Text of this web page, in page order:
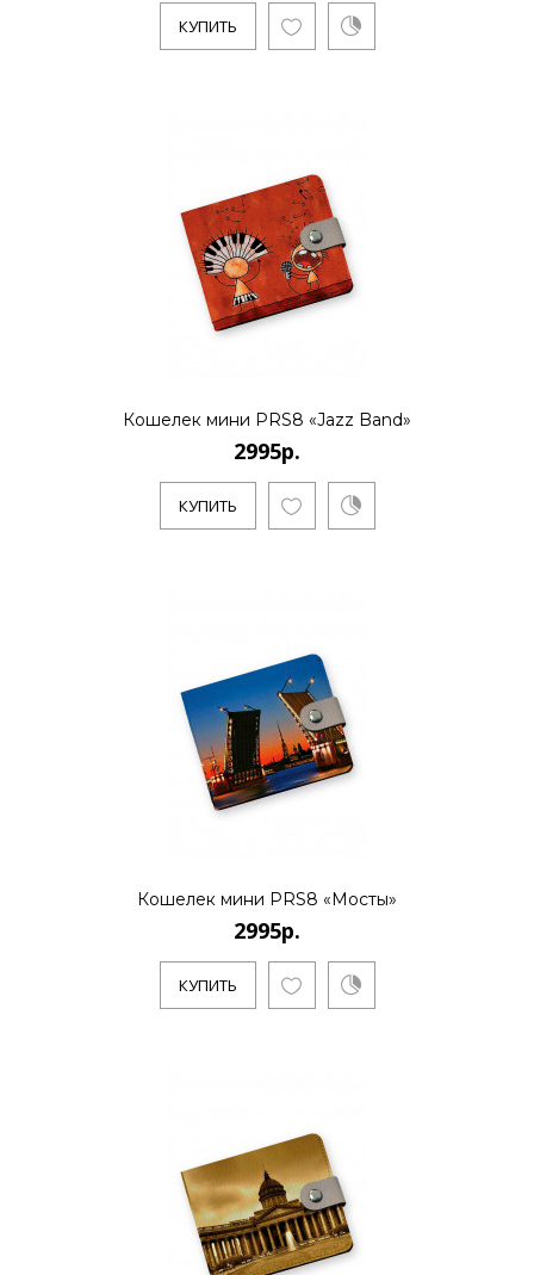
2995р.
..
2995р.
2995р.
КУПИТЬ
2995р.
КУПИТЬ
КУПИТЬ
Кошелек мини PRS8 «Jazz Band»
2995р.
КУПИТЬ
Кошелек мини PRS8 «Мосты»
2995р.
КУПИТЬ